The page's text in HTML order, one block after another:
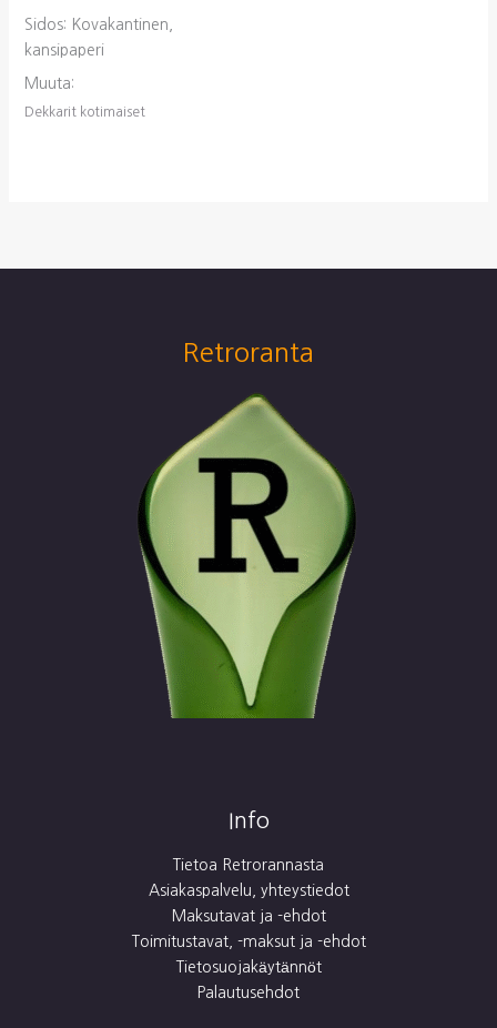
Sidos: Kovakantinen,
kansipaperi
Muuta:
Dekkarit kotimaiset
Retroranta
Info
Tietoa Retrorannasta
Asiakaspalvelu, yhteystiedot
Maksutavat ja -ehdot
Toimitustavat, -maksut ja -ehdot
Tietosuojakäytännöt
Palautusehdot